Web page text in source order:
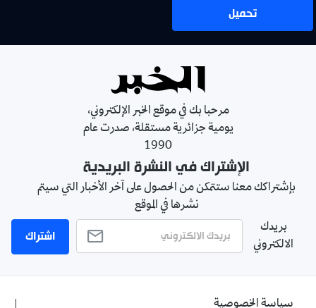
تحميل
مرحبا بك في موقع الخبر الإلكتروني،
يومية جزائرية مستقلة، صدرت عام
1990
الإشتراك في النشرة البريدية
بإشتراكك معنا ستتمكن من الحصول على آخر الأخبار التي سيتم
نشرها في الموقع
بريدك
الالكتروني
اشتراك
سياسة الخصوصية